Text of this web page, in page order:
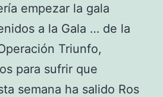
empezar la gala
a la Gala … de la
Triunfo,
para sufrir que
semana ha salido Ros